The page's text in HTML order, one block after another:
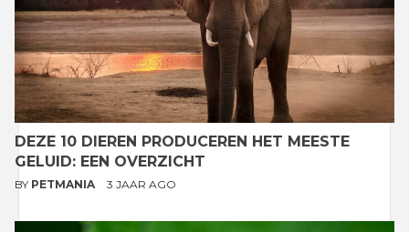
DEZE 10 DIEREN PRODUCEREN HET MEESTE
GELUID: EEN OVERZICHT
BY PETMANIA 3 JAAR AGO